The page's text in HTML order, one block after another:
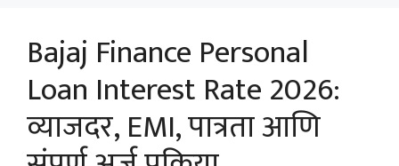
Bajaj Finance Personal
Loan Interest Rate 2026:
व्याजदर, EMI, पात्रता आणि